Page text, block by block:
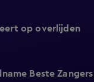
op overlijden
Beste Zangers